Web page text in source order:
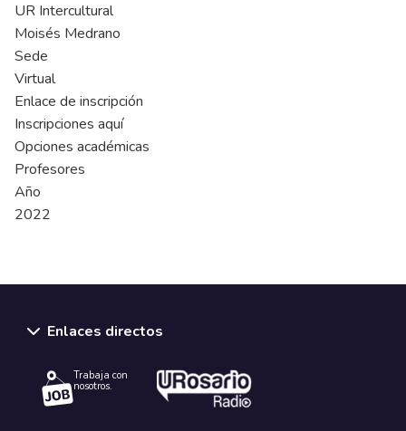
UR Intercultural
Moisés Medrano
Sede
Virtual
Enlace de inscripción
Inscripciones aquí
Opciones académicas
Profesores
Año
2022
Enlaces directos
Trabaja con
nosotros.